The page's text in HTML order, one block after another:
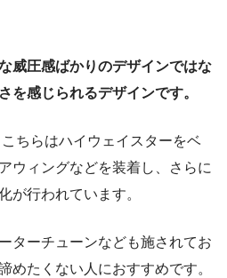
威圧感ばかりのデザインではな
を感じられるデザインです。
ちらはハイウェイスターをベ
ウィングなどを装着し、さらに
が行われています。
ターチューンなども施されてお
めたくない人におすすめです。